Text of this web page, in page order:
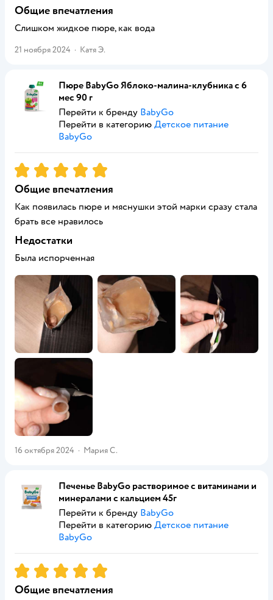
Общие впечатления
Слишком жидкое пюре, как вода
21 ноября 2024 · Катя Э.
Пюре BabyGo Яблоко-малина-клубника с 6
мес 90 г
Перейти к бренду BabyGo
Перейти в категорию Детское питание
BabyGo
Рейтинг:5
Общие впечатления
Как появилась пюре и мяснушки этой марки сразу стала
брать все нравилось
Недостатки
Была испорченная
16 октября 2024 · Мария С.
Печенье BabyGo растворимое с витаминами и
минералами с кальцием 45г
Перейти к бренду BabyGo
Перейти в категорию Детское питание
BabyGo
Рейтинг:5
Общие впечатления